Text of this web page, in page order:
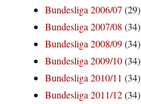
Bundesliga 2006/07 (29)
Bundesliga 2007/08 (34)
Bundesliga 2008/09(34)
Bundesliga 2009/10(34)
Bundesliga 2010/11 (34)
Bundesliga 2011/12(34)